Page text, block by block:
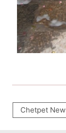
Chetpet